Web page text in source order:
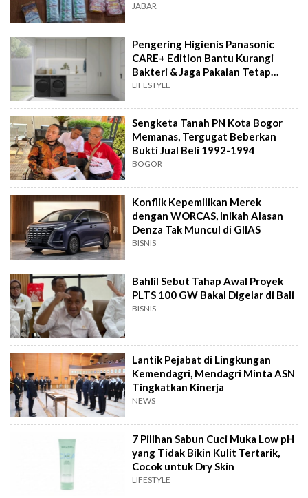
JABAR
Pengering Higienis Panasonic
CARE+ Edition Bantu Kurangi
Bakteri & Jaga Pakaian Tetap
Bersih
LIFESTYLE
Sengketa Tanah PN Kota Bogor
Memanas, Tergugat Beberkan
Bukti Jual Beli 1992-1994
BOGOR
Konflik Kepemilikan Merek
dengan WORCAS, Inikah Alasan
Denza Tak Muncul di GIIAS
BISNIS
Bahlil Sebut Tahap Awal Proyek
PLTS 100 GW Bakal Digelar di Bali
BISNIS
Lantik Pejabat di Lingkungan
Kemendagri, Mendagri Minta ASN
Tingkatkan Kinerja
NEWS
7 Pilihan Sabun Cuci Muka Low pH
yang Tidak Bikin Kulit Tertarik,
Cocok untuk Dry Skin
LIFESTYLE